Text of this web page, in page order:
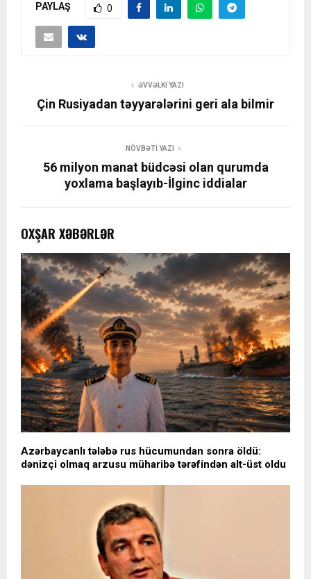
PAYLAŞ 0
ƏVVƏLKI YAZI
Çin Rusiyadan təyyarələrini geri ala bilmir
NÖVBƏTI YAZI
56 milyon manat büdcəsi olan qurumda
yoxlama başlayıb-İlginc iddialar
OXŞAR XƏBƏRLƏR
Azərbaycanlı tələbə rus hücumundan sonra öldü:
dənizçi olmaq arzusu müharibə tərəfindən alt-üst oldu